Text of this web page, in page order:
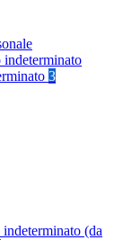
indeterminato
3
(da